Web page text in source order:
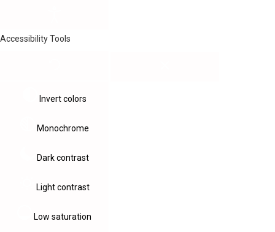
Accessibility Tools
Invert colors
Monochrome
Dark contrast
Light contrast
Low saturation